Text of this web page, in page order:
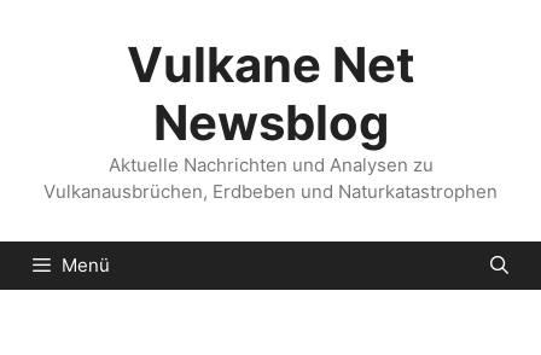
Vulkane Net
Newsblog
Aktuelle Nachrichten und Analysen zu
Vulkanausbrüchen, Erdbeben und Naturkatastrophen
Menü